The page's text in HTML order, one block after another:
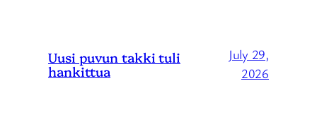
Uusi puvun takki tuli
hankittua
July 29,
2026